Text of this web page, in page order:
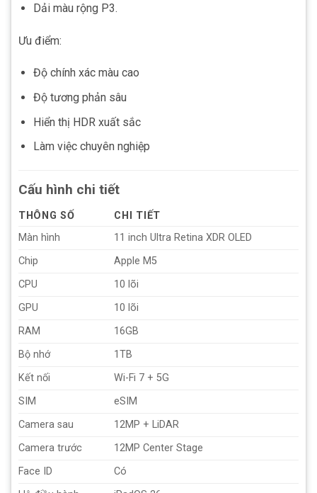
Dải màu rộng P3.
Ưu điểm:
Độ chính xác màu cao
Độ tương phản sâu
Hiển thị HDR xuất sắc
Làm việc chuyên nghiệp
Cấu hình chi tiết
THÔNG SỐ
CHI TIẾT
Màn hình
11 inch Ultra Retina XDR OLED
Chip
Apple M5
CPU
10 lõi
GPU
10 lõi
RAM
16GB
Bộ nhớ
1TB
Kết nối
Wi-Fi 7 + 5G
SIM
eSIM
Camera sau
12MP + LiDAR
Camera trước
12MP Center Stage
Face ID
Có